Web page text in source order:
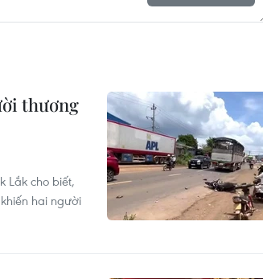
thương
Lắk cho biết,
hai người